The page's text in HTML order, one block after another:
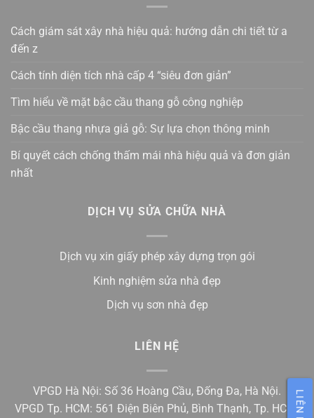
Cách giám sát xây nhà hiệu quả: hướng dẫn chi tiết từ a
đến z
Cách tính diện tích nhà cấp 4 “siêu đơn giản”
Tìm hiểu về mặt bậc cầu thang gỗ công nghiệp
Bậc cầu thang nhựa giả gỗ: Sự lựa chọn thông minh
Bí quyết cách chống thấm mái nhà hiệu quả và đơn giản
nhất
DỊCH VỤ SỬA CHỮA NHÀ
Dịch vụ xin giấy phép xây dựng trọn gói
Kinh nghiệm sửa nhà đẹp
Dịch vụ sơn nhà đẹp
LIÊN HỆ
VPGD Hà Nội: Số 36 Hoàng Cầu, Đống Đa, Hà Nội.
VPGD Tp. HCM: 561 Điện Biên Phủ, Bình Thạnh, Tp. HCM.